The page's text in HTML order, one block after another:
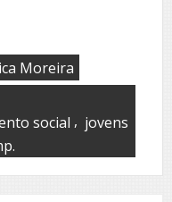
Moreira
social , jovens